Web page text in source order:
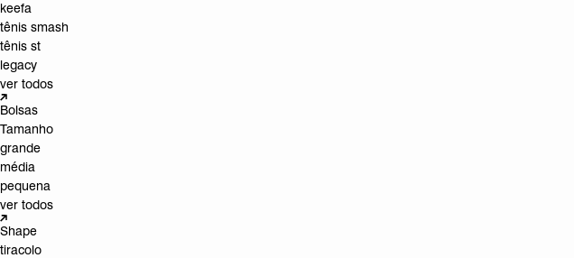
keefa
tênis smash
tênis st
legacy
ver todos
Bolsas
Tamanho
grande
média
pequena
ver todos
Shape
tiracolo